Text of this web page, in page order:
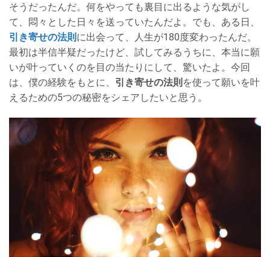
そうだったんだ。何をやっても裏目に出るような気がし
て、悶々とした日々を送っていたんだよ。でも、ある日、
引き寄せの法則 に出会って、人生が180度変わったんだ。
最初は半信半疑だったけど、試してみるうちに、本当に願
いが叶っていくのを目の当たりにして、驚いたよ。今回
は、僕の経験をもとに、 引き寄せの法則 を使って願いを叶
えるための5つの秘密をシェアしたいと思う。